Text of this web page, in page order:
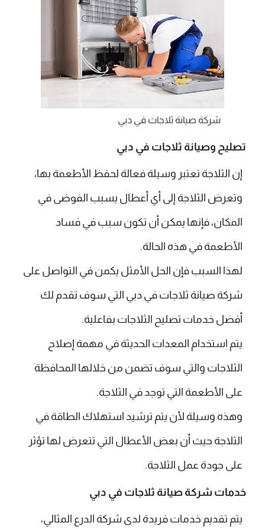
شركة صيانة ثلاجات في دبي
تصليح وصيانة ثلاجات في دبي
إن الثلاجة تعتبر وسيلة فعالة لحفظ الأطعمة بها،
وتعرض الثلاجة إلى أي أعطال يسبب الفوضى في
المكان، فإنها يمكن أن تكون سبب في فساد
الأطعمة في هذه الحالة.
لهذا السبب فإن الحل الأمثل يكمن في التواصل على
شركة صيانة ثلاجات في دبي التي سوف تقدم لك
أفضل خدمات تصليح الثلاجات بفاعلية.
يتم استخدام المعدات الحديثة في مهمة إصلاح
الثلاجات والتي سوف تضمن من خلالها المحافظة
على الأطعمة التي توجد في الثلاجة.
وهذه وسيلة لأن يتم ترشيد استهلاك الطاقة في
الثلاجة حيث أن بعض الأعطال التي تتعرض لها تؤثر
على جودة عمل الثلاجة.
خدمات شركة صيانة ثلاجات في دبي
يتم تقديم خدمات فريدة لدى شركة الدرع المثالي،